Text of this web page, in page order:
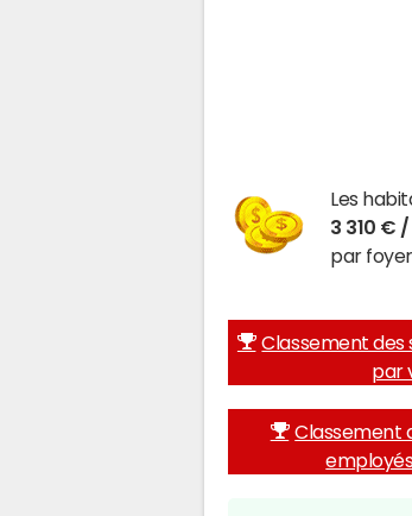
Les
3 310 €
par foyer.
Classement des
par
Classement